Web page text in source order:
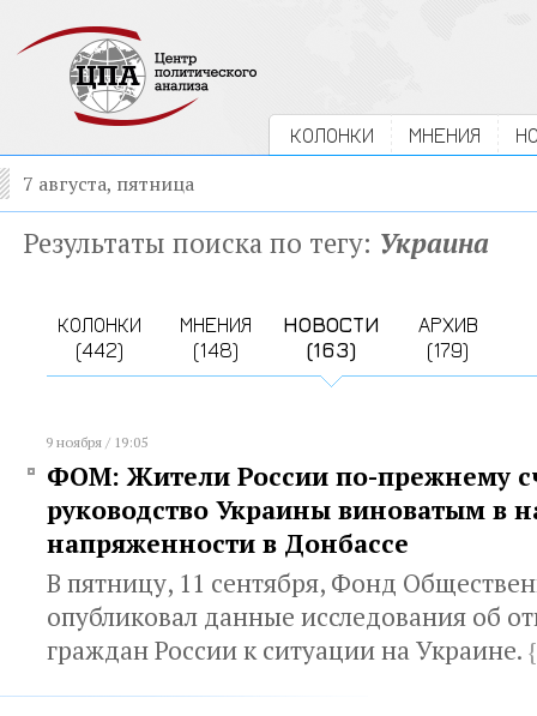
КОЛОНКИ МНЕНИЯ
7 августа, пятница
Результаты поиска по тегу: Украина
КОЛОНКИ
(442)
МНЕНИЯ
(148)
НОВОСТИ
(163)
АРХИВ
(179)
9 ноября / 19:05
ФОМ: Жители России по-прежнему
руководство Украины виноватым в
напряженности в Донбассе
В пятницу, 11 сентября, Фонд
опубликовал данные исследования об
граждан России к ситуации на Украине. {